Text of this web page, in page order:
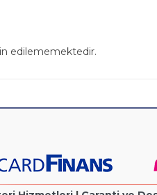
edilememektedir.